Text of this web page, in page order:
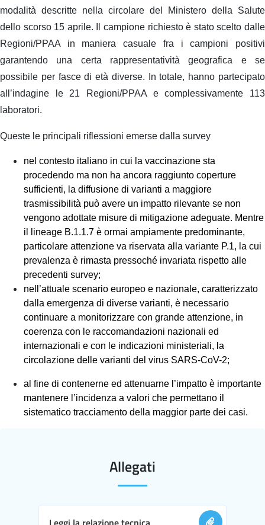
modalità descritte nella circolare del Ministero della Salute
dello scorso 15 aprile. Il campione richiesto è stato scelto dalle
Regioni/PPAA in maniera casuale fra i campioni positivi
garantendo una certa rappresentatività geografica e se
possibile per fasce di età diverse. In totale, hanno partecipato
all’indagine le 21 Regioni/PPAA e complessivamente 113
laboratori.
Queste le principali riflessioni emerse dalla survey
nel contesto italiano in cui la vaccinazione sta
procedendo ma non ha ancora raggiunto coperture
sufficienti, la diffusione di varianti a maggiore
trasmissibilità può avere un impatto rilevante se non
vengono adottate misure di mitigazione adeguate. Mentre
il lineage B.1.1.7 è ormai ampiamente predominante,
particolare attenzione va riservata alla variante P.1, la cui
prevalenza è rimasta pressoché invariata rispetto alle
precedenti survey;
nell’attuale scenario europeo e nazionale, caratterizzato
dalla emergenza di diverse varianti, è necessario
continuare a monitorizzare con grande attenzione, in
coerenza con le raccomandazioni nazionali ed
internazionali e con le indicazioni ministeriali, la
circolazione delle varianti del virus SARS-CoV-2;
al fine di contenerne ed attenuarne l’impatto è importante
mantenere l’incidenza a valori che permettano il
sistematico tracciamento della maggior parte dei casi.
Allegati